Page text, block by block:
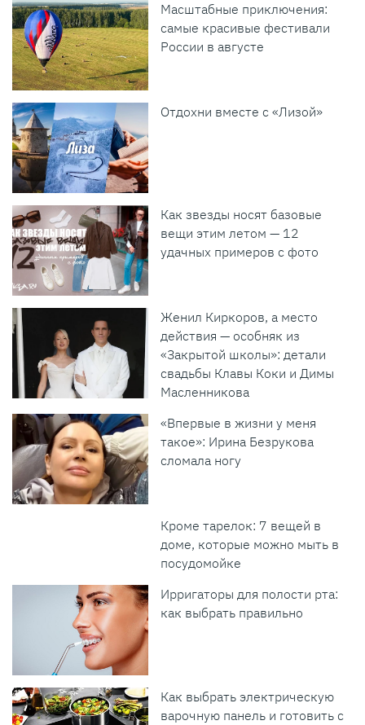
Масштабные приключения:
самые красивые фестивали
России в августе
Отдохни вместе с «Лизой»
Как звезды носят базовые
вещи этим летом — 12
удачных примеров с фото
Женил Киркоров, а место
действия — особняк из
«Закрытой школы»: детали
свадьбы Клавы Коки и Димы
Масленникова
«Впервые в жизни у меня
такое»: Ирина Безрукова
сломала ногу
Кроме тарелок: 7 вещей в
доме, которые можно мыть в
посудомойке
Ирригаторы для полости рта:
как выбрать правильно
Как выбрать электрическую
варочную панель и готовить с